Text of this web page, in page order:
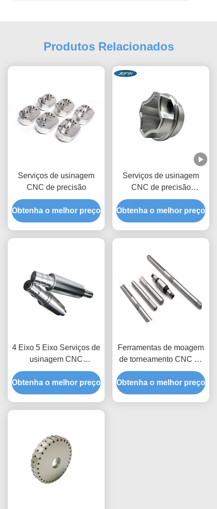
Produtos Relacionados
Serviços de usinagem
CNC de precisão
Obtenha o melhor preço
Serviços de usinagem
CNC de precisão
Certificado ISO 9001 e
RoHS/REACH
Capacidade de produção
Obtenha o melhor preço
4 Eixo 5 Eixo Serviços de
usinagem CNC
Fabricação de aço
inoxidável Partes de eixo
giratório
Obtenha o melhor preço
Ferramentas de moagem
de torneamento CNC de
aço inoxidável de liga
metálica 0,01 mm
Tolerância
Obtenha o melhor preço